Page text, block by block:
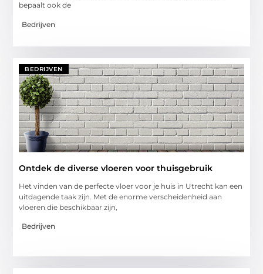
bepaalt ook de
Bedrijven
BEDRIJVEN
Ontdek de diverse vloeren voor thuisgebruik
Het vinden van de perfecte vloer voor je huis in Utrecht kan een
uitdagende taak zijn. Met de enorme verscheidenheid aan
vloeren die beschikbaar zijn,
Bedrijven